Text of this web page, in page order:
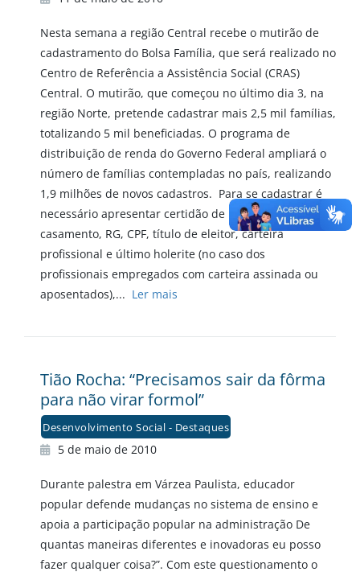
Nesta semana a região Central recebe o mutirão de
cadastramento do Bolsa Família, que será realizado no
Centro de Referência a Assistência Social (CRAS)
Central. O mutirão, que começou no último dia 3, na
região Norte, pretende cadastrar mais 2,5 mil famílias,
totalizando 5 mil beneficiadas. O programa de
distribuição de renda do Governo Federal ampliará o
número de famílias contempladas no país, realizando
1,9 milhões de novos cadastros. Para se cadastrar é
necessário apresentar certidão de nascimento ou
casamento, RG, CPF, título de eleitor, carteira
profissional e último holerite (no caso dos
profissionais empregados com carteira assinada ou
aposentados),... Ler mais
Tião Rocha: “Precisamos sair da fôrma
para não virar formol”
Desenvolvimento Social - Destaques
5 de maio de 2010
Durante palestra em Várzea Paulista, educador
popular defende mudanças no sistema de ensino e
apoia a participação popular na administração De
quantas maneiras diferentes e inovadoras eu posso
fazer qualquer coisa?”. Com este questionamento o